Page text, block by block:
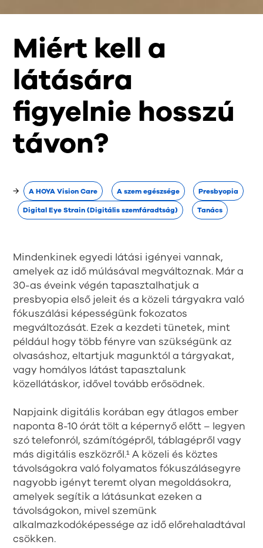
Miért kell a
látására
figyelnie hosszú
távon?
→ A HOYA Vision Care A szem egészsége Presbyopia
Digital Eye Strain (Digitális szemfáradtság) Tanács
Mindenkinek egyedi látási igényei vannak,
amelyek az idő múlásával megváltoznak. Már a
30-as éveink végén tapasztalhatjuk a
presbyopia első jeleit és a közeli tárgyakra való
fókuszálási képességünk fokozatos
megváltozását. Ezek a kezdeti tünetek, mint
például hogy több fényre van szükségünk az
olvasáshoz, eltartjuk magunktól a tárgyakat,
vagy homályos látást tapasztalunk
közellátáskor, idővel tovább erősödnek.
Napjaink digitális korában egy átlagos ember
naponta 8-10 órát tölt a képernyő előtt – legyen
szó telefonról, számítógépről, táblagépről vagy
más digitális eszközről.¹ A közeli és köztes
távolságokra való folyamatos fókuszálásegyre
nagyobb igényt teremt olyan megoldásokra,
amelyek segítik a látásunkat ezeken a
távolságokon, mivel szemünk
alkalmazkodóképessége az idő előrehaladtával
csökken.